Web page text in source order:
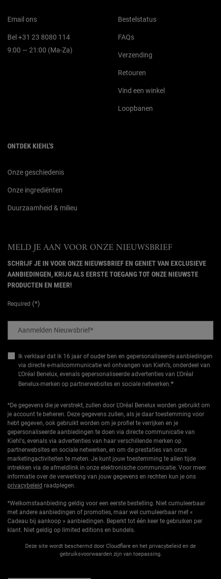
Email ons
Bel +31 23 8080 114
9:00 — 21:00 (Ma-Za)
Bestelstatus
FAQs
Verzending
Retouren
Vind een winkel
Loopbanen
ONTDEK KIEHL'S
Onze geschiedenis
Onze ingrediënten
Duurzaamheid & milieu
MELD JE AAN VOOR ONZE NIEUWSBRIEF
SCHRIJF JE IN VOOR ONZE NIEUWSBRIEF EN GENIET VAN EXCLUSIEVE
AANBIEDINGEN, KRIJG ALS EERSTE TOEGANG TOT ONZE NIEUWSTE
PRODUCTEN EN MEER!
Required (*)
Aanmelden Nieuwsbrief*
Ik verklaar dat ik 16 jaar of ouder ben en gepersonaliseerde aanbiedingen
via directe e-mailcommunicatie wil ontvangen van Kiehl’s, onderdeel van
L’Oréal Benelux, evenals gepersonaliseerde advertenties van L’Oréal
Benelux-merken op partnerwebsites en sociale netwerken.*
*De gegevens die je verstrekt, zullen door L'Oréal Benelux worden gebruikt om
je account te beheren. Deze gegevens zullen, als je daar toestemming voor
hebt gegeven, ook gebruikt worden om je profiel te verrijken en je
gepersonaliseerde aanbiedingen te doen via directe communicatie van
Kiehl's, evenals via advertenties van haar verschillende merken op
partnerwebsites en sociale netwerken, en om de prestaties van onze
marketingactiviteiten te meten. Je kunt jouw toestemming te allen tijde
intrekken via de afmeldlink in onze elektronische communicatie. Voor meer
informatie over de verwerking van jouw gegevens en rechten kun je ons
privacybeleid raadplegen.
*Welkomstaanbieding geldig voor een eerste bestelling. Niet cumuleerbaar
met andere aanbiedingen of promoties, maar wel cumuleerbaar met «
Cadeau bij aankoop » aanbiedingen. Beperkt tot één keer te gebruiken per
klant. Niet geldig op limited editions en bundels.
Deze site wordt beschermd door Cloudflare en het privacybeleid en de
gebruiksvoorwaarden zijn van toepassing.